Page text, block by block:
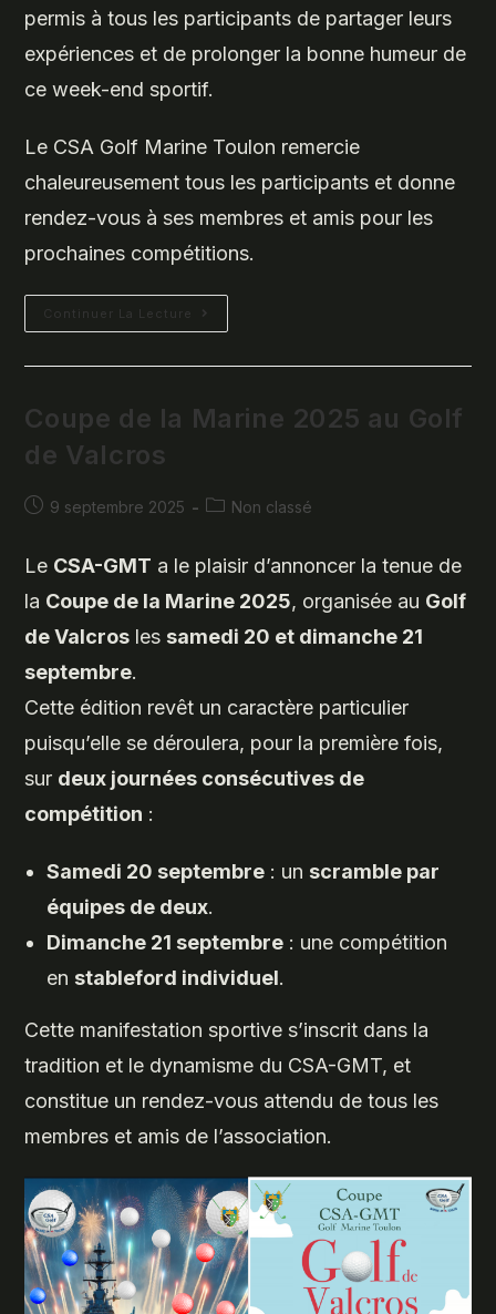
permis à tous les participants de partager leurs
expériences et de prolonger la bonne humeur de
ce week-end sportif.
Le CSA Golf Marine Toulon remercie
chaleureusement tous les participants et donne
rendez-vous à ses membres et amis pour les
prochaines compétitions.
Continuer La Lecture
Coupe
De
Un
Week-
Pour
Le
Marine
Toulon
Coupe de la Marine 2025 au Golf
de Valcros
Publication
9 septembre 2025
PostNon classé
Le CSA-GMT a le plaisir d’annoncer la tenue de
la Coupe de la Marine 2025, organisée au Golf
de Valcros les samedi 20 et dimanche 21
septembre.
Cette édition revêt un caractère particulier
puisqu’elle se déroulera, pour la première fois,
sur deux journées consécutives de
compétition :
Samedi 20 septembre : un scramble par
équipes de deux.
Dimanche 21 septembre : une compétition
en stableford individuel.
Cette manifestation sportive s’inscrit dans la
tradition et le dynamisme du CSA-GMT, et
constitue un rendez-vous attendu de tous les
membres et amis de l’association.